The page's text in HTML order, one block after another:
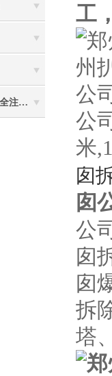
混凝土烟囱防腐加固施工安全注意事项
工
公
米
囱
囱
公
囱
囱
拆
塔